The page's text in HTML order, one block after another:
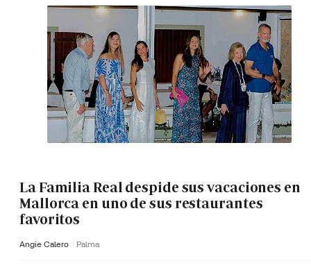
La Familia Real despide sus vacaciones en
Mallorca en uno de sus restaurantes
favoritos
Angie Calero Palma